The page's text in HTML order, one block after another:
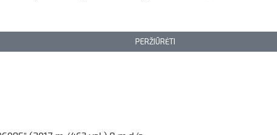
PERŽIŪRĖTI